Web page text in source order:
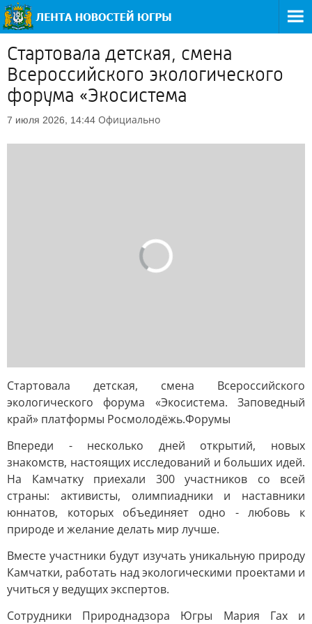
Стартовала детская, смена
Всероссийского экологического
форума «Экосистема
7 июля 2026, 14:44 Официально
Стартовала детская, смена Всероссийского
экологического форума «Экосистема. Заповедный
край» платформы Росмолодёжь.Форумы
Впереди - несколько дней открытий, новых
знакомств, настоящих исследований и больших идей.
На Камчатку приехали 300 участников со всей
страны: активисты, олимпиадники и наставники
юннатов, которых объединяет одно - любовь к
природе и желание делать мир лучше.
Вместе участники будут изучать уникальную природу
Камчатки, работать над экологическими проектами и
учиться у ведущих экспертов.
Сотрудники Природнадзора Югры Мария Гах и